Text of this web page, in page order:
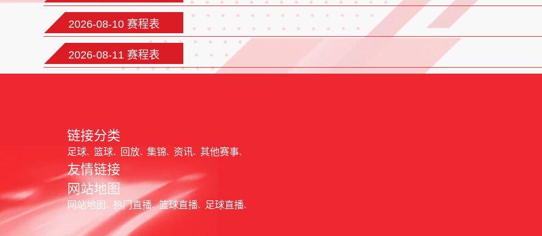
2026-08-10 赛程表
2026-08-11 赛程表
链接分类
足球 篮球 回放 集锦 资讯 其他赛事
友情链接
网站地图
网站地图 热门直播 篮球直播 足球直播